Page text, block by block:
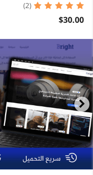
(2)
$30.00